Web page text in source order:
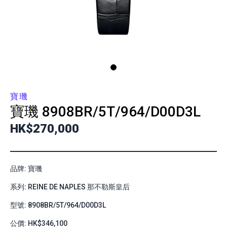
寶璣
寶璣 8908BR/5T/964/D00D3L
HK$270,000
品牌: 寶璣
系列: REINE DE NAPLES 那不勒斯皇后
型號: 8908BR/5T/964/D00D3L
公價: HK$346,100